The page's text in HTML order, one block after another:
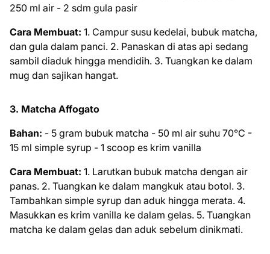
250 ml air - 2 sdm gula pasir
Cara Membuat: 1. Campur susu kedelai, bubuk matcha,
dan gula dalam panci. 2. Panaskan di atas api sedang
sambil diaduk hingga mendidih. 3. Tuangkan ke dalam
mug dan sajikan hangat.
3. Matcha Affogato
Bahan: - 5 gram bubuk matcha - 50 ml air suhu 70°C -
15 ml simple syrup - 1 scoop es krim vanilla
Cara Membuat: 1. Larutkan bubuk matcha dengan air
panas. 2. Tuangkan ke dalam mangkuk atau botol. 3.
Tambahkan simple syrup dan aduk hingga merata. 4.
Masukkan es krim vanilla ke dalam gelas. 5. Tuangkan
matcha ke dalam gelas dan aduk sebelum dinikmati.